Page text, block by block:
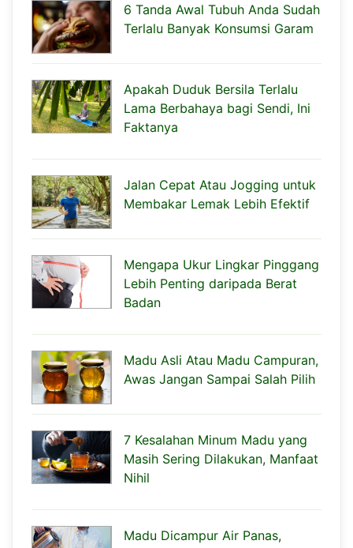
6 Tanda Awal Tubuh Anda Sudah
Terlalu Banyak Konsumsi Garam
Apakah Duduk Bersila Terlalu
Lama Berbahaya bagi Sendi, Ini
Faktanya
Jalan Cepat Atau Jogging untuk
Membakar Lemak Lebih Efektif
Mengapa Ukur Lingkar Pinggang
Lebih Penting daripada Berat
Badan
Madu Asli Atau Madu Campuran,
Awas Jangan Sampai Salah Pilih
7 Kesalahan Minum Madu yang
Masih Sering Dilakukan, Manfaat
Nihil
Madu Dicampur Air Panas,